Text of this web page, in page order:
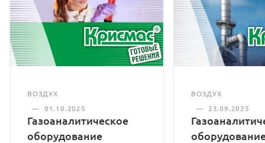
диапазон, °С
Степень защиты
корпуса
сигнализатора
IP30
Потребляемая
мощность, ВА,
не более
5
ВОЗДУХ
— 01.10.2025
Газоаналитическое
оборудование
ВОЗДУХ
—
23.09.2025